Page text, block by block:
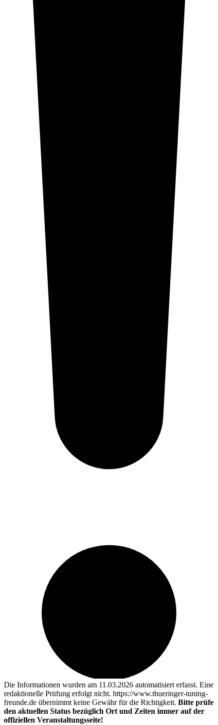
Die Informationen wurden am 11.03.2026 automatisiert erfasst. Eine
redaktionelle Prüfung erfolgt nicht. https://www.thueringer-tuning-
freunde.de übernimmt keine Gewähr für die Richtigkeit. Bitte prüfe
den aktuellen Status bezüglich Ort und Zeiten immer auf der
offiziellen Veranstaltungsseite!